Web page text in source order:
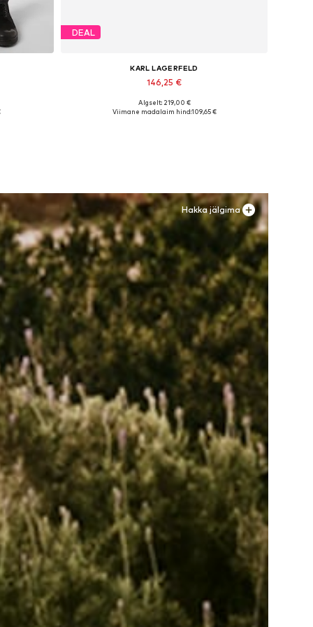
DEAL
KARL LAGERFELD
146,25 €
Saadaolevad suurused: 41
Algselt: 219,00 €
Viimane madalaim hind:109,65 €
Hakka jälgima